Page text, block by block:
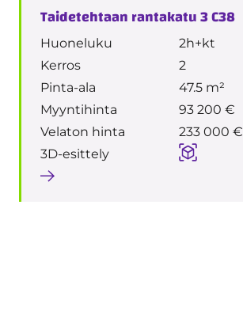
Taidetehtaan rantakatu 3 C38
Huoneluku
2h+kt
Kerros
2
Pinta-ala
47.5 m²
Myyntihinta
93 200 €
Velaton hinta
233 000 €
3D-esittely